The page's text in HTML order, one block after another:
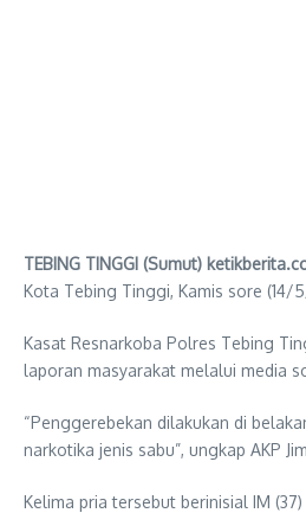
TEBING TINGGI (Sumut)
Kota Tebing Tinggi, Kamis sore (14/
Kasat Resnarkoba Polres Tebing
laporan masyarakat melalui media
“Penggerebekan dilakukan di
narkotika jenis sabu”, ungkap AKP
Kelima pria tersebut berinisial IM